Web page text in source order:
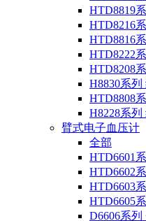
HTD8819
HTD8216
HTD8816
HTD8222
HTD8208
H8830系
HTD8808
H8228系
臂式电子血压计
全部
HTD6601
HTD6602
HTD6603
HTD6605
D6606系